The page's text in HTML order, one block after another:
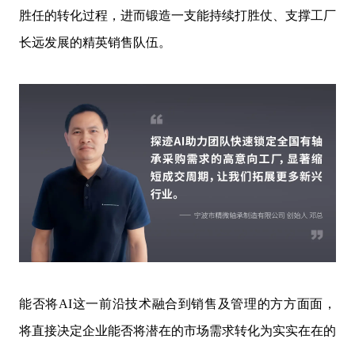
胜任的转化过程，进而锻造一支能持续打胜仗、支撑工厂
长远发展的精英销售队伍。
能否将AI这一前沿技术融合到销售及管理的方方面面，
将直接决定企业能否将潜在的市场需求转化为实实在在的